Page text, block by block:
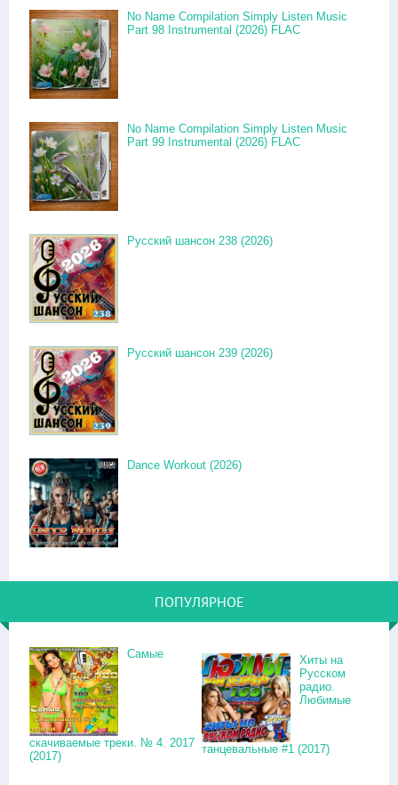
No Name Compilation Simply Listen Music
Part 98 Instrumental (2026) FLAC
No Name Compilation Simply Listen Music
Part 99 Instrumental (2026) FLAC
Русский шансон 238 (2026)
Русский шансон 239 (2026)
Dance Workout (2026)
ПОПУЛЯРНОЕ
Самые
скачиваемые треки. № 4. 2017
(2017)
Хиты на
Русском
радио.
Любимые
танцевальные #1 (2017)